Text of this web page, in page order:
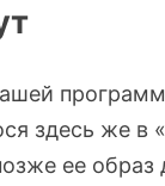
здесь же в
ее